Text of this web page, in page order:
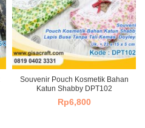
Souvenir Pouch Kosmetik Bahan
Katun Shabby DPT102
Rp6,800